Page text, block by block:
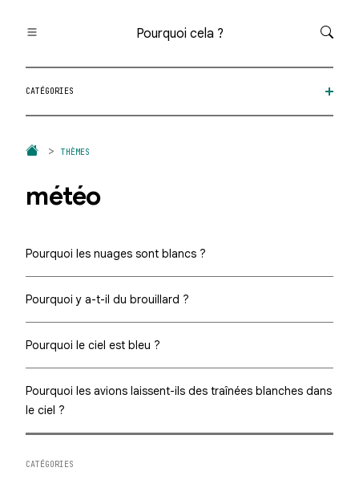
Pourquoi cela ?
Toutes les questions
Catégories
Question au hasard
CATÉGORIES
THÈMES
météo
Pourquoi les nuages sont blancs ?
Pourquoi y a-t-il du brouillard ?
Pourquoi le ciel est bleu ?
Pourquoi les avions laissent-ils des traînées blanches dans
le ciel ?
CATÉGORIES